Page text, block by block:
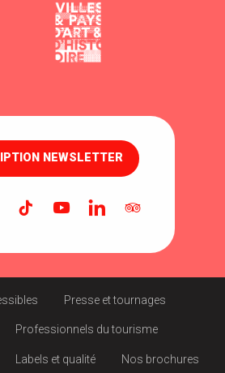
NEWSLETTER
Presse et tournages
Professionnels du tourisme
Labels et qualité Nos brochures